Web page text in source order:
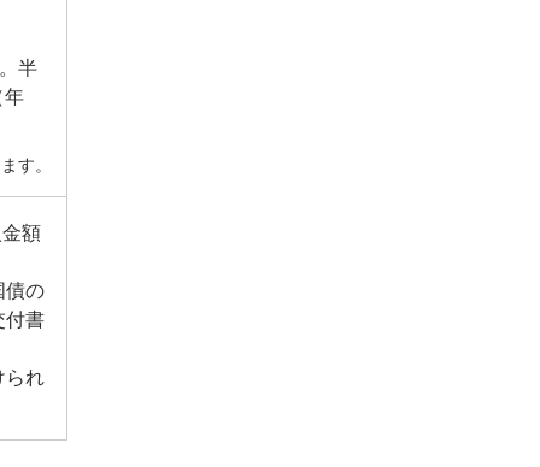
半
年
す。
額
債の
付書
られ